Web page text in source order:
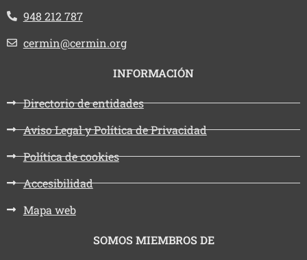
Teléfono:
948 212 787
Email:
cermin@cermin.org
INFORMACIÓN
Directorio de entidades
Aviso Legal y Política de Privacidad
Política de cookies
Accesibilidad
Mapa web
SOMOS MIEMBROS DE